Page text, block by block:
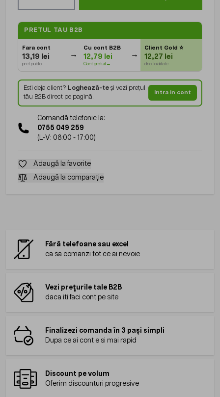
PRETUL TAU B2B
Fara cont
13,19 lei
pret public
Cu cont B2B
12,79 lei
Cont gratuit→
Client Gold⭐
12,27 lei
disc. loialitate
Esti deja client? Loghează-teși vezi prețul
tău B2B direct pe pagină.
Intra in cont
Comandă telefonic la:
0755 049 259
(L-V: 08:00 - 17:00)
Adaugă la favorite
Adaugă la comparație
Fără telefoane sau excel
ca sa comanzi tot ce ai nevoie
Vezi prețurile tale B2B
daca iti faci cont pe site
Finalizezi comanda în 3 pași simpli
Dupa ce ai cont e si mai rapid
Discount pe volum
Oferim discounturi progresive